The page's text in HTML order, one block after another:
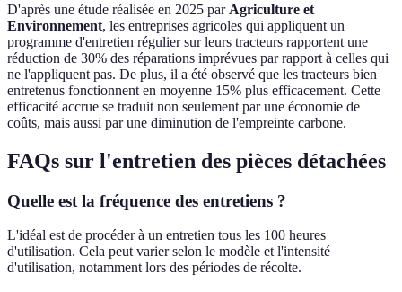
D'après une étude réalisée en 2025 par Agriculture et
Environnement, les entreprises agricoles qui appliquent un
programme d'entretien régulier sur leurs tracteurs rapportent une
réduction de 30% des réparations imprévues par rapport à celles qui
ne l'appliquent pas. De plus, il a été observé que les tracteurs bien
entretenus fonctionnent en moyenne 15% plus efficacement. Cette
efficacité accrue se traduit non seulement par une économie de
coûts, mais aussi par une diminution de l'empreinte carbone.
FAQs sur l'entretien des pièces détachées
Quelle est la fréquence des entretiens ?
L'idéal est de procéder à un entretien tous les 100 heures
d'utilisation. Cela peut varier selon le modèle et l'intensité
d'utilisation, notamment lors des périodes de récolte.